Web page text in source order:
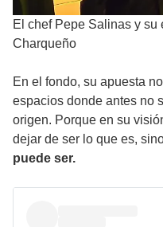
El chef Pepe Salinas y su
Charqueño
En el fondo, su apuesta
espacios donde antes no
origen. Porque en su
dejar de ser lo que es,
puede ser.